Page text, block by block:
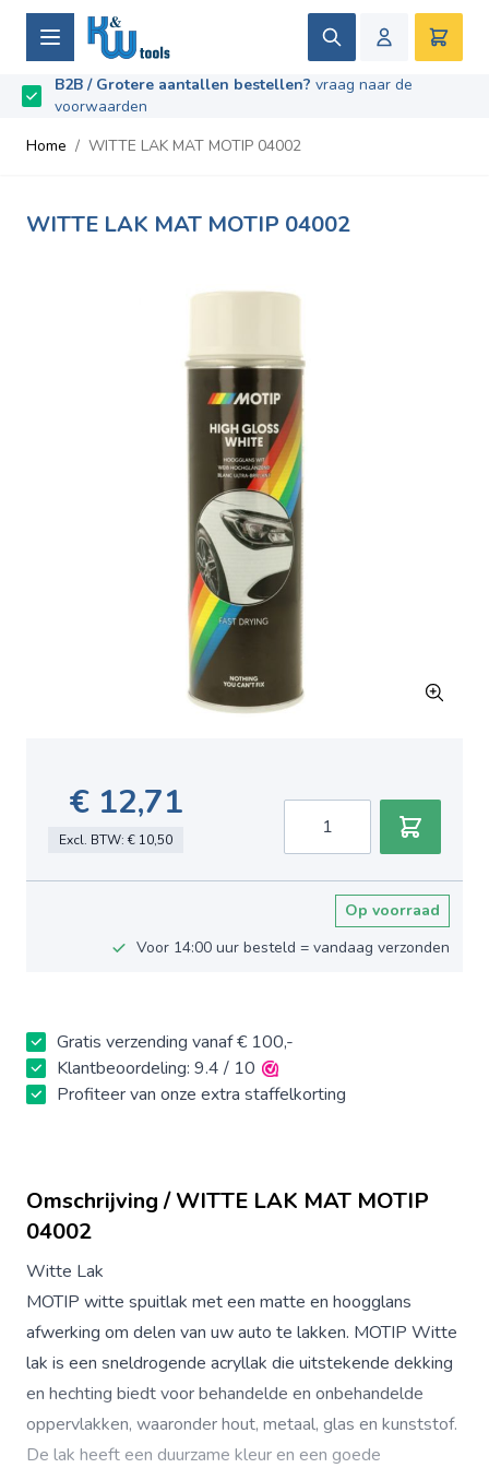
Ga naar de inhoud
Zoek
B2B / Grotere aantallen bestellen? vraag naar de
voorwaarden
Beoordeeld met 9.5/10- Gebaseerd op 669recensies
Home / WITTE LAK MAT MOTIP 04002
WITTE LAK MAT MOTIP 04002
€ 12,71
Excl. BTW: € 10,50
Op voorraad
Voor 14:00 uur besteld = vandaag verzonden
Gratis verzending vanaf € 100,-
Klantbeoordeling: 9.4 / 10
Profiteer van onze extra staffelkorting
Omschrijving / WITTE LAK MAT MOTIP
04002
Witte Lak
MOTIP witte spuitlak met een matte en hoogglans
afwerking om delen van uw auto te lakken. MOTIP Witte
lak is een sneldrogende acryllak die uitstekende dekking
en hechting biedt voor behandelde en onbehandelde
oppervlakken, waaronder hout, metaal, glas en kunststof.
De lak heeft een duurzame kleur en een goede